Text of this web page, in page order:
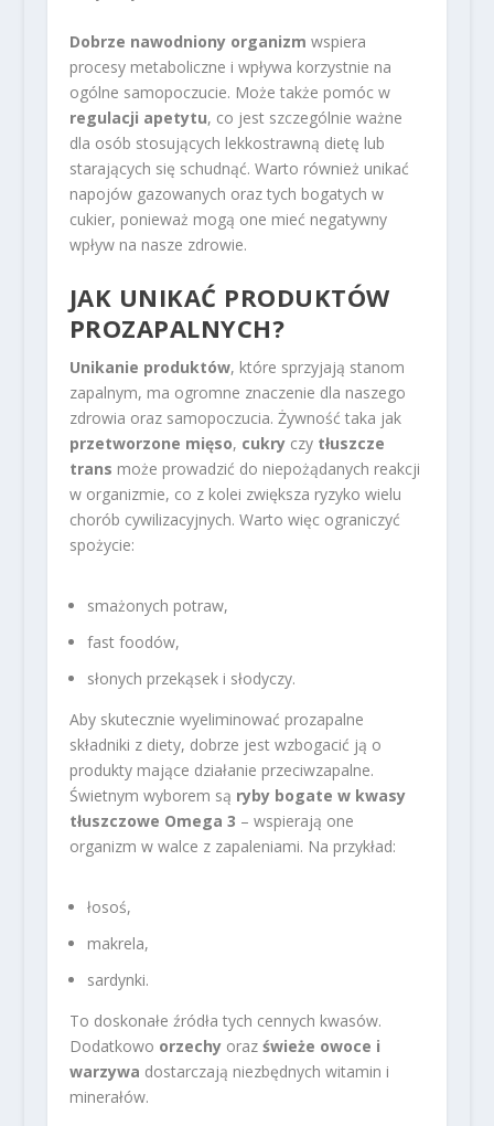
Dobrze nawodniony organizm wspiera
procesy metaboliczne i wpływa korzystnie na
ogólne samopoczucie. Może także pomóc w
regulacji apetytu, co jest szczególnie ważne
dla osób stosujących lekkostrawną dietę lub
starających się schudnąć. Warto również unikać
napojów gazowanych oraz tych bogatych w
cukier, ponieważ mogą one mieć negatywny
wpływ na nasze zdrowie.
JAK UNIKAĆ PRODUKTÓW
PROZAPALNYCH?
Unikanie produktów, które sprzyjają stanom
zapalnym, ma ogromne znaczenie dla naszego
zdrowia oraz samopoczucia. Żywność taka jak
przetworzone mięso, cukryczy tłuszcze
trans może prowadzić do niepożądanych reakcji
w organizmie, co z kolei zwiększa ryzyko wielu
chorób cywilizacyjnych. Warto więc ograniczyć
spożycie:
smażonych potraw,
fast foodów,
słonych przekąsek i słodyczy.
Aby skutecznie wyeliminować prozapalne
składniki z diety, dobrze jest wzbogacić ją o
produkty mające działanie przeciwzapalne.
Świetnym wyborem są ryby bogate w kwasy
tłuszczowe Omega 3 – wspierają one
organizm w walce z zapaleniami. Na przykład:
łosoś,
makrela,
sardynki.
To doskonałe źródła tych cennych kwasów.
Dodatkowo orzechyoraz świeże owoce i
warzywa dostarczają niezbędnych witamin i
minerałów.